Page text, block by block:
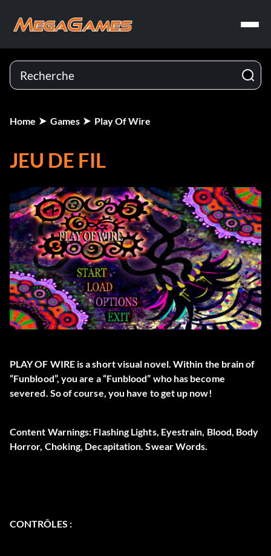
Home Games Play Of Wire
JEU DE FIL
PLAY OF WIRE is a short visual novel. Within the brain of
“Funblood”, you are a “Funblood” who has become
severed. So of course, you have to get up now!
Content Warnings: Flashing Lights, Eyestrain, Blood, Body
Horror, Choking, Decapitation. Swear Words.
CONTRÔLES :